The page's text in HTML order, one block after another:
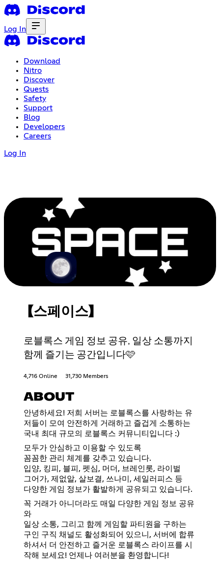
Log In
Download
Nitro
Discover
Quests
Safety
Support
Blog
Developers
Careers
Log In
【스페이스】
로블록스 게임 정보 공유, 일상 소통까지
함께 즐기는 공간입니다🩷
4,716 Online 31,730 Members
ABOUT
안녕하세요! 저희 서버는 로블록스를 사랑하는 유
저들이 모여 안전하게 거래하고 즐겁게 소통하는
국내 최대 규모의 로블록스 커뮤니티입니다 :)
모두가 안심하고 이용할 수 있도록
꼼꼼한 관리 체계를 갖추고 있습니다.
입양, 킹피, 블피, 펫심, 머더, 브레인롯, 라이벌
그어가, 제없알, 살보결, 쓰나미, 세일러피스 등
다양한 게임 정보가 활발하게 공유되고 있습니다.
꼭 거래가 아니더라도 매일 다양한 게임 정보 공유
와
일상 소통, 그리고 함께 게임할 파티원을 구하는
구인 구직 채널도 활성화되어 있으니, 서버에 합류
하셔서 더 안전하고 즐거운 로블록스 라이프를 시
작해 보세요! 언제나 여러분을 환영합니다!